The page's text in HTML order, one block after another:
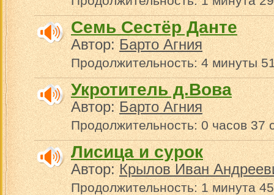
Семь Сестёр Данте
Автор:Барто Агния
Продолжительность: 4 минуты
Укротитель д.Вова
Автор:Барто Агния
Продолжительность: 0 часов 37
Лисица и сурок
Автор:Крылов Иван
Продолжительность: 1 минута